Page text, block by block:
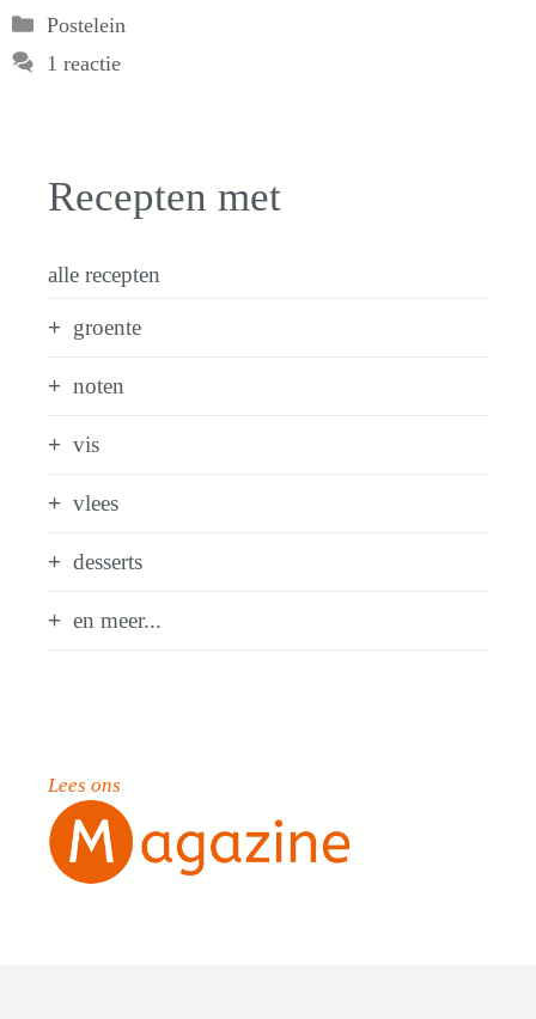
Categorieën
Postelein
1 reactie
Recepten met
alle recepten
groente
noten
vis
vlees
desserts
en meer...
Lees ons